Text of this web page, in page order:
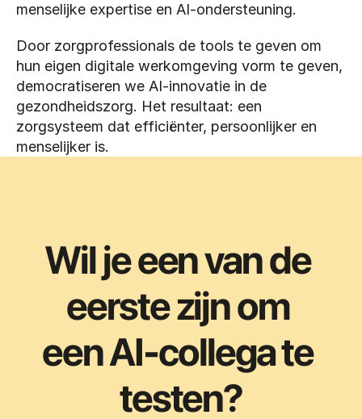
menselijke expertise en AI-ondersteuning.
Door zorgprofessionals de tools te geven om
hun eigen digitale werkomgeving vorm te geven,
democratiseren we AI-innovatie in de
gezondheidszorg. Het resultaat: een
zorgsysteem dat efficiënter, persoonlijker en
menselijker is.
Wil je een van de
eerste zijn om
een AI-collega te
testen?